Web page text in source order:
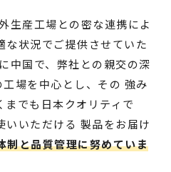
生産工場との密な連携によ
な状況でご提供させていた
中国で、弊社との親交の深
場を中心とし、その 強み
でも日本クオリティで
いいただける 製品をお届け
制と品質管理に努めていま